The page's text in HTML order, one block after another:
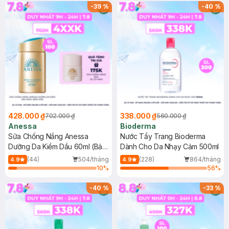
SPF 50+ 20ml (SL Có Hạn)
(SL có hạn)
-39%
428.000 ₫702.000 ₫
Anessa
Sữa Chống Nắng Anessa
Dưỡng Da Kiềm Dầu 60ml (Bản
Mới)
4.9 (44)
504/tháng
10%
-40%
338.000 ₫560.000 ₫
Bioderma
Nước Tẩy Trang Bioderma
Dành Cho Da Nhạy Cảm 500ml
4.9 (228)
864/tháng
56%
-40% -33%